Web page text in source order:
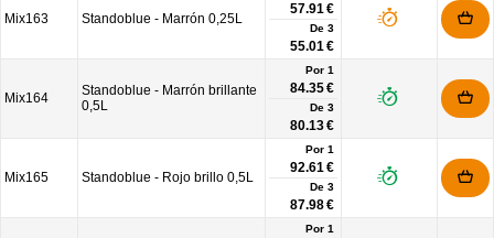
Mix163 Standoblue - Marrón 0,25L
57.91 €
De 3
55.01 €
Mix164
Standoblue - Marrón brillante
0,5L
Por 1
84.35 €
De 3
80.13 €
Mix165 Standoblue - Rojo brillo 0,5L
Por 1
92.61 €
De 3
87.98 €
Por 1